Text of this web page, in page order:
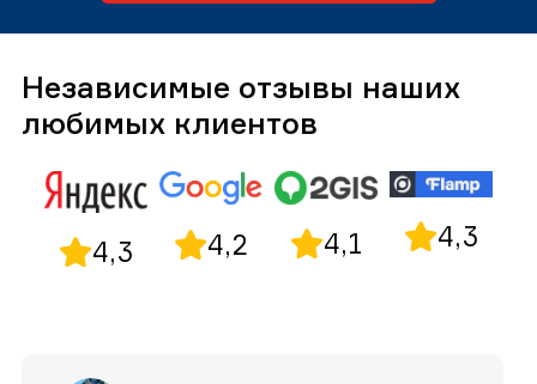
Независимые отзывы наших
любимых клиентов
4,3 4,2 4,1 4,3